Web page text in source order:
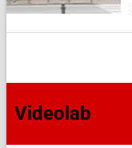
Videolab